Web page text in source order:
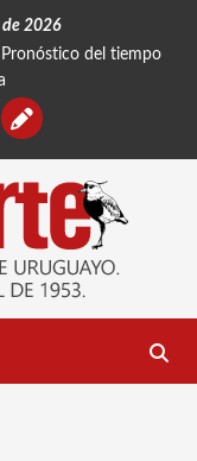
de 2026
Pronóstico del tiempo
Contáctanos